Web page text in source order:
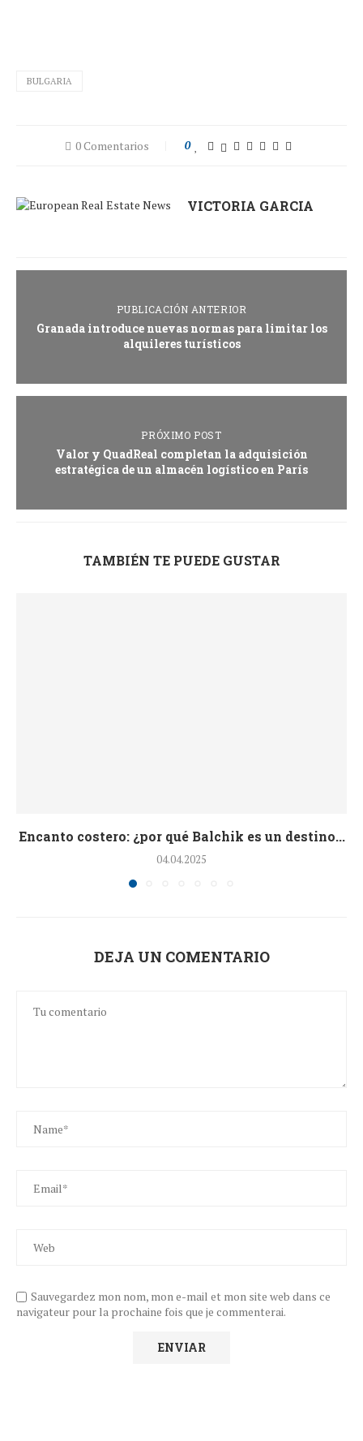
BULGARIA
0 Comentarios 0
VICTORIA GARCIA
PUBLICACIÓN ANTERIOR
Granada introduce nuevas normas para limitar los
alquileres turísticos
PRÓXIMO POST
Valor y QuadReal completan la adquisición
estratégica de un almacén logístico en París
TAMBIÉN TE PUEDE GUSTAR
Encanto costero: ¿por qué Balchik es un destino...
04.04.2025
DEJA UN COMENTARIO
Sauvegardez mon nom, mon e-mail et mon site web dans ce
navigateur pour la prochaine fois que je commenterai.